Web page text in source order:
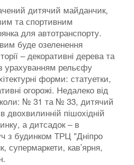
дитячий майданчик,
та спортивним
для автотранспорту.
буде озеленення
– декоративні дерева та
урахуванням рельєфу
форми: статуетки,
огорожі. Недалеко від
№ 31 та № 33, дитячий
пішохідній
а дитсадок – в
з будинком ТРЦ "Дніпро
супермаркети, кав’ярня,